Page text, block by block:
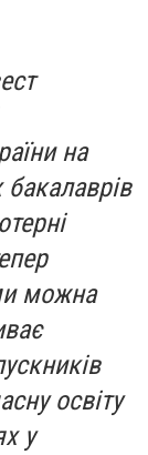
на
можна
освіту
у